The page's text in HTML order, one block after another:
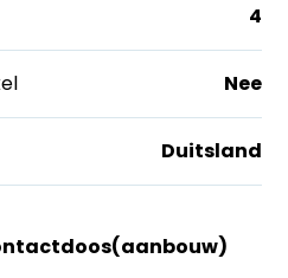
4
Nee
Duitsland